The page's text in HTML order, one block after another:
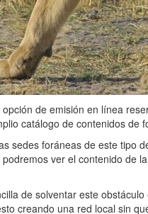
de emisión en línea
catálogo de contenidos de
sedes foráneas de este tipo
ver el contenido de
de solventar este obstáculo
creando una red local sin